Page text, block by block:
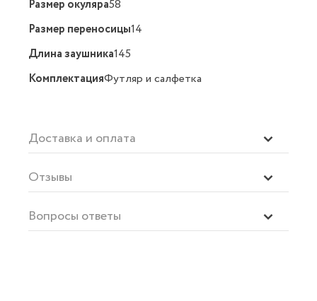
Размер окуляра58
Размер переносицы14
Длина заушника145
КомплектацияФутляр и салфетка
Доставка и оплата
Отзывы
Вопросы ответы